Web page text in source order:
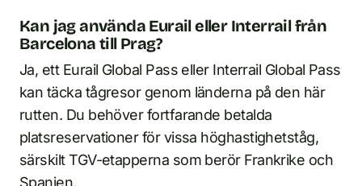
Kan jag använda Eurail eller Interrail från
Barcelona till Prag?
Ja, ett Eurail Global Pass eller Interrail Global Pass
kan täcka tågresor genom länderna på den här
rutten. Du behöver fortfarande betalda
platsreservationer för vissa höghastighetståg,
särskilt TGV-etapperna som berör Frankrike och
Spanien.